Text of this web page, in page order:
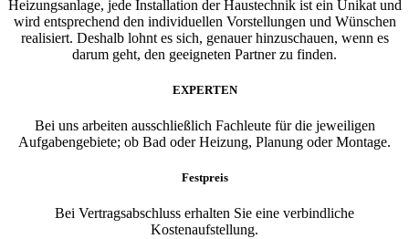
Heizungsanlage, jede Installation der Haustechnik ist ein Unikat und
wird entsprechend den individuellen Vorstellungen und Wünschen
realisiert. Deshalb lohnt es sich, genauer hinzuschauen, wenn es
darum geht, den geeigneten Partner zu finden.
EXPERTEN
Bei uns arbeiten ausschließlich Fachleute für die jeweiligen
Aufgabengebiete; ob Bad oder Heizung, Planung oder Montage.
Festpreis
Bei Vertragsabschluss erhalten Sie eine verbindliche
Kostenaufstellung.